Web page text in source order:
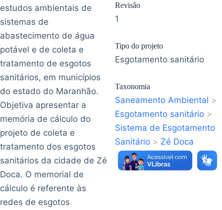
estudos ambientais de
sistemas de
abastecimento de água
potável e de coleta e
tratamento de esgotos
sanitários, em municípios
do estado do Maranhão.
Objetiva apresentar a
memória de cálculo do
projeto de coleta e
tratamento dos esgotos
sanitários da cidade de Zé
Doca. O memorial de
cálculo é referente às
redes de esgotos
Revisão
1
Tipo do projeto
Esgotamento sanitário
Taxonomia
Saneamento Ambiental >
Esgotamento sanitário >
Sistema de Esgotamento
Sanitário > Zé Doca